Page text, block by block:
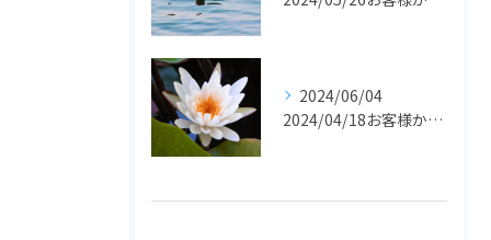
2024/06/04
2024/04/18お客様からの声